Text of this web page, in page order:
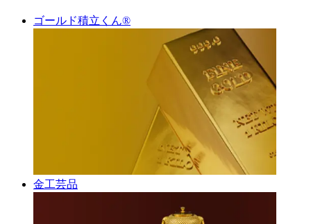
ゴールド積立くん®︎
金工芸品